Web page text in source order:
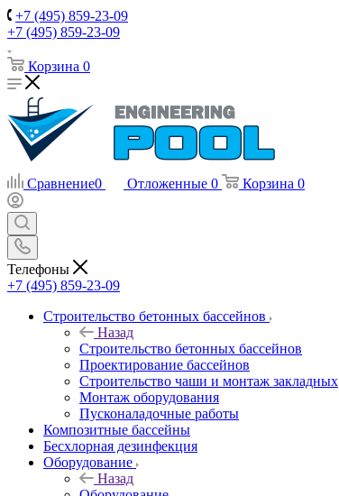
+7 (495) 859-23-09
+7 (495) 859-23-09
Корзина 0
Сравнение0 Отложенные 0 Корзина 0
Телефоны
+7 (495) 859-23-09
Строительство бетонных бассейнов
Назад
Строительство бетонных бассейнов
Проектирование бассейнов
Строительство чаши и монтаж закладных
Монтаж оборудования
Пусконаладочные работы
Композитные бассейны
Бесхлорная дезинфекция
Оборудование
Назад